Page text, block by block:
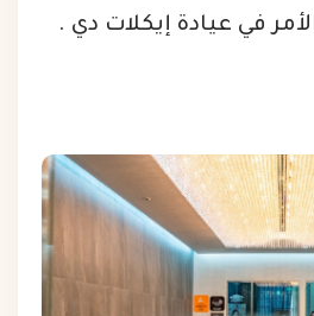
في عيادة إيكلات دي .